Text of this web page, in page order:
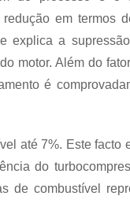
em termos
explica a
motor. Além do
é
até 7%. Este facto
do
de combustível